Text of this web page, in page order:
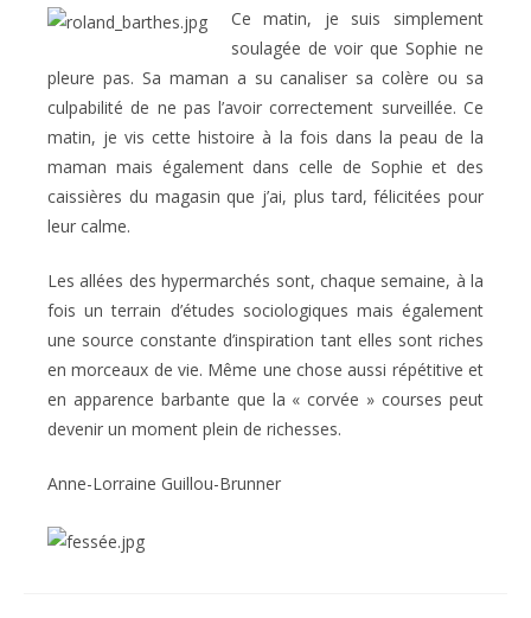
Ce matin, je suis simplement
soulagée de voir que Sophie ne
pleure pas. Sa maman a su canaliser sa colère ou sa
culpabilité de ne pas l’avoir correctement surveillée. Ce
matin, je vis cette histoire à la fois dans la peau de la
maman mais également dans celle de Sophie et des
caissières du magasin que j’ai, plus tard, félicitées pour
leur calme.
Les allées des hypermarchés sont, chaque semaine, à la
fois un terrain d’études sociologiques mais également
une source constante d’inspiration tant elles sont riches
en morceaux de vie. Même une chose aussi répétitive et
en apparence barbante que la « corvée » courses peut
devenir un moment plein de richesses.
Anne-Lorraine Guillou-Brunner